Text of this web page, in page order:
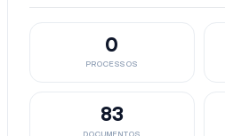
0
PROCESSOS
83
DOCUMENTOS